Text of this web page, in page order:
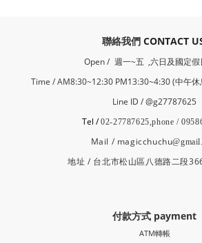
​聯絡我們 CONTACT
Open / 週一~五 ,六日及國定假
Time / AM8:30~12:30 PM13:30~4:30 (中午
Line ID / @g27787625
Tel /02-27787625,phone /
Mail / magicchuchu
地址 / 台北市松山區八德路二段
付款方式 payment
ATM轉帳